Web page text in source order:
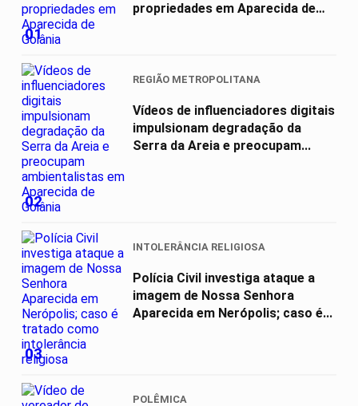
01
propriedades em Aparecida de
02
REGIÃO METROPOLITANA
Vídeos de influenciadores digitais
impulsionam degradação da
Serra da Areia e preocupam...
03
INTOLERÂNCIA RELIGIOSA
Polícia Civil investiga ataque a
imagem de Nossa Senhora
Aparecida em Nerópolis; caso é...
POLÊMICA